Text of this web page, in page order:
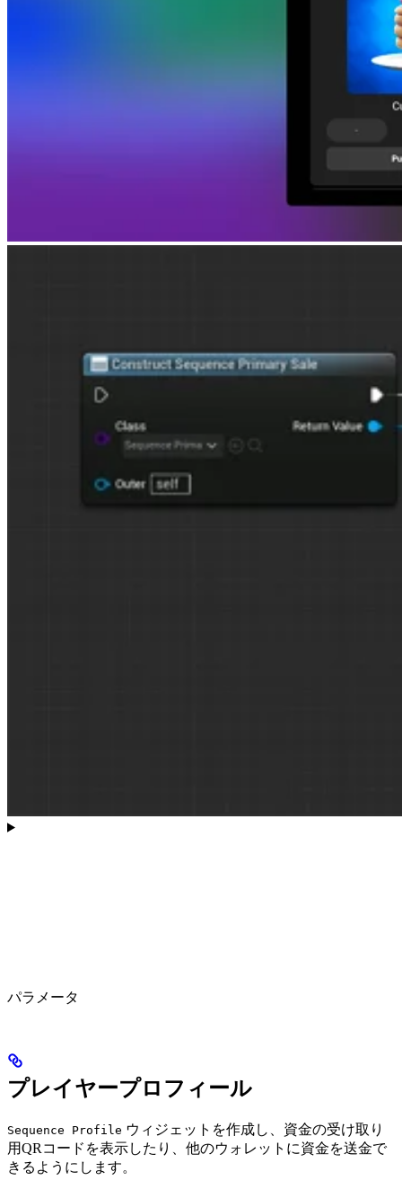
パラメータ
プレイヤープロフィール
Sequence Profile ウィジェットを作成し、資金の受け取り
用QRコードを表示したり、他のウォレットに資金を送金で
きるようにします。